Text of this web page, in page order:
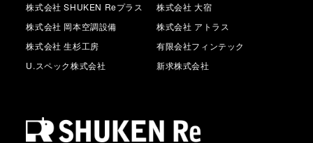
株式会社 SHUKEN Reプラス
株式会社 大宿
株式会社 岡本空調設備
株式会社 アトラス
株式会社 生杉工房
有限会社フィンテック
U.スペック株式会社
新求株式会社